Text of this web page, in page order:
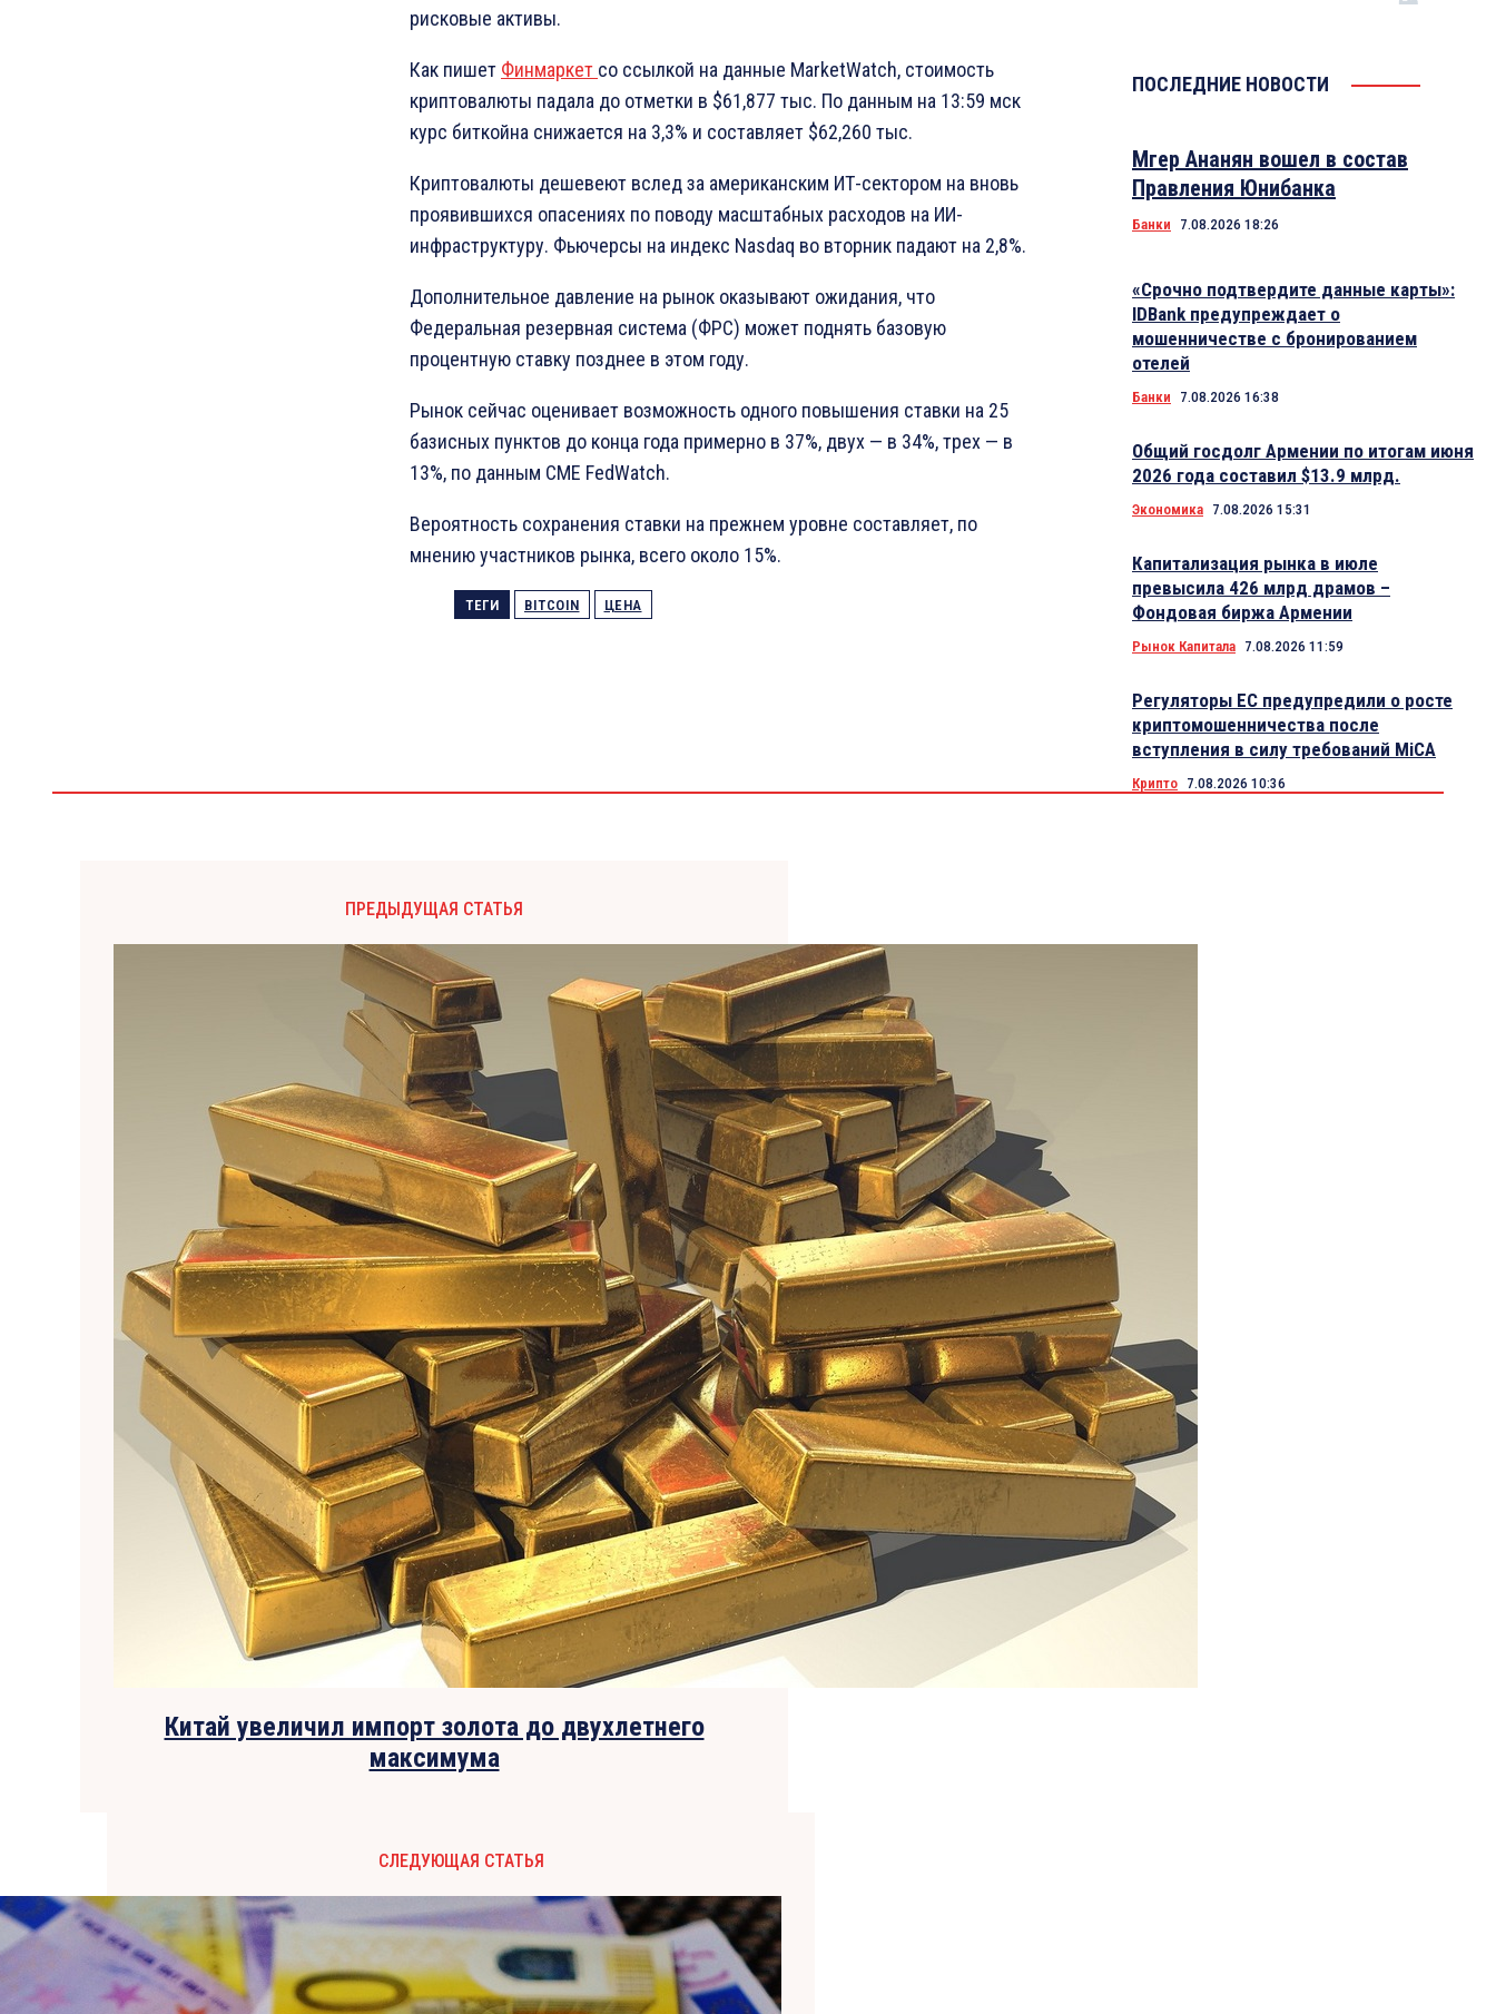
рисковые активы.
Как пишет Финмаркет со ссылкой на данные MarketWatch, стоимость
криптовалюты падала до отметки в $61,877 тыс. По данным на 13:59 мск
курс биткойна снижается на 3,3% и составляет $62,260 тыс.
Криптовалюты дешевеют вслед за американским ИТ-сектором на вновь
проявившихся опасениях по поводу масштабных расходов на ИИ-
инфраструктуру. Фьючерсы на индекс Nasdaq во вторник падают на 2,8%.
Дополнительное давление на рынок оказывают ожидания, что
Федеральная резервная система (ФРС) может поднять базовую
процентную ставку позднее в этом году.
Рынок сейчас оценивает возможность одного повышения ставки на 25
базисных пунктов до конца года примерно в 37%, двух — в 34%, трех — в
13%, по данным CME FedWatch.
Вероятность сохранения ставки на прежнем уровне составляет, по
мнению участников рынка, всего около 15%.
ТЕГИ BITCOIN ЦЕНА
ПОСЛЕДНИЕ НОВОСТИ
Мгер Ананян вошел в состав
Правления Юнибанка
Банки 7.08.2026 18:26
«Срочно подтвердите данные карты»:
IDBank предупреждает о
мошенничестве с бронированием
отелей
Банки 7.08.2026 16:38
Общий госдолг Армении по итогам июня
2026 года составил $13.9 млрд.
Экономика 7.08.2026 15:31
Капитализация рынка в июле
превысила 426 млрд драмов –
Фондовая биржа Армении
Рынок Капитала 7.08.2026 11:59
Регуляторы ЕС предупредили о росте
криптомошенничества после
вступления в силу требований MiCA
Крипто 7.08.2026 10:36
ПРЕДЫДУЩАЯ СТАТЬЯ
Китай увеличил импорт золота до двухлетнего
максимума
СЛЕДУЮЩАЯ СТАТЬЯ